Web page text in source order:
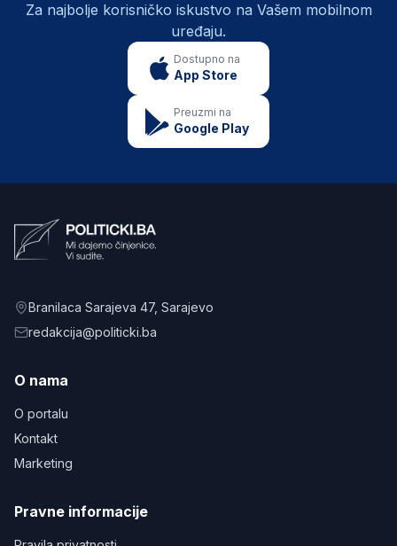
Za najbolje korisničko iskustvo na Vašem mobilnom
uređaju.
Dostupno na
App Store
Preuzmi na
Google Play
Branilaca Sarajeva 47, Sarajevo
redakcija@politicki.ba
O nama
O portalu
Kontakt
Marketing
Pravne informacije